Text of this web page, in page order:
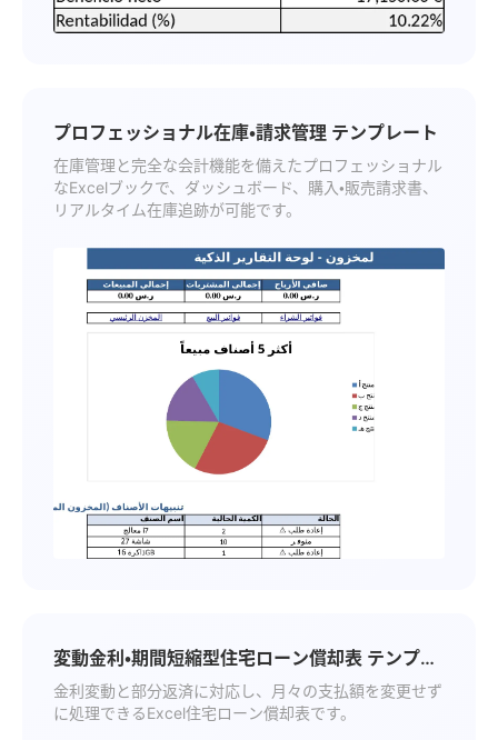
プロフェッショナル在庫・請求管理 テンプレート
在庫管理と完全な会計機能を備えたプロフェッショナル
なExcelブックで、ダッシュボード、購入・販売請求書、
リアルタイム在庫追跡が可能です。
変動金利・期間短縮型住宅ローン償却表 テンプレ
ート
金利変動と部分返済に対応し、月々の支払額を変更せず
に処理できるExcel住宅ローン償却表です。